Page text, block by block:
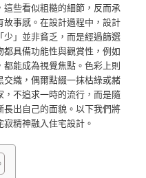
些看似粗糙的細節，反而承
事感。在設計過程中，設計
」並非貧乏，而是經過篩選
具備功能性與觀賞性，例如
能成為視覺焦點。色彩上則
織，偶爾點綴一抹枯綠或赭
不追求一時的流行，而是隨
出自己的面貌。以下我們將
精神融入住宅設計。